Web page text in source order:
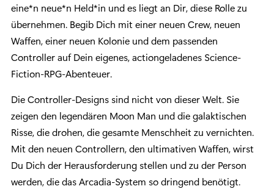
eine*n neue*n Held*in und es liegt an Dir, diese Rolle zu
übernehmen. Begib Dich mit einer neuen Crew, neuen
Waffen, einer neuen Kolonie und dem passenden
Controller auf Dein eigenes, actiongeladenes Science-
Fiction-RPG-Abenteuer.
Die Controller-Designs sind nicht von dieser Welt. Sie
zeigen den legendären Moon Man und die galaktischen
Risse, die drohen, die gesamte Menschheit zu vernichten.
Mit den neuen Controllern, den ultimativen Waffen, wirst
Du Dich der Herausforderung stellen und zu der Person
werden, die das Arcadia-System so dringend benötigt.